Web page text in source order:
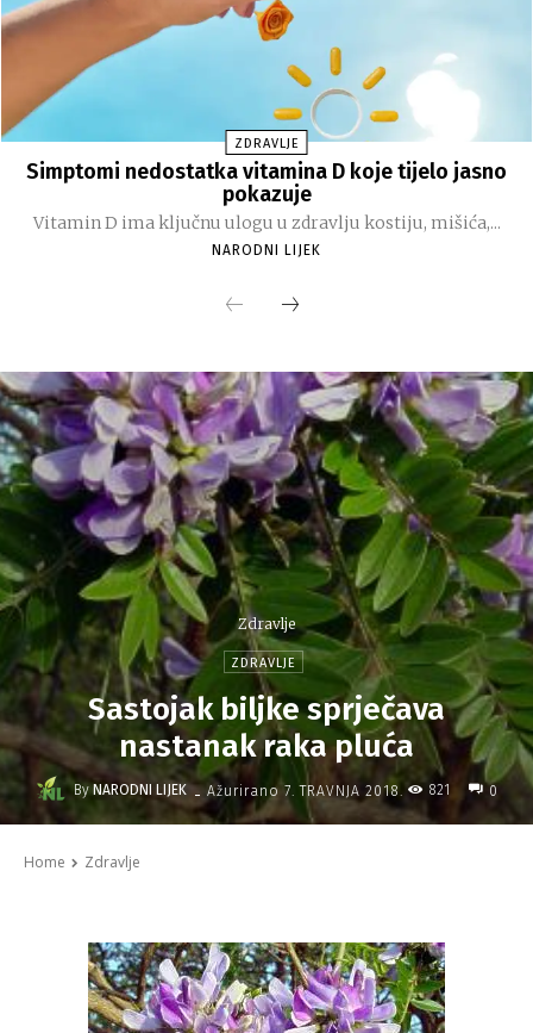
ZDRAVLJE
Simptomi nedostatka vitamina D koje tijelo jasno
pokazuje
Vitamin D ima ključnu ulogu u zdravlju kostiju, mišića,...
NARODNI LIJEK